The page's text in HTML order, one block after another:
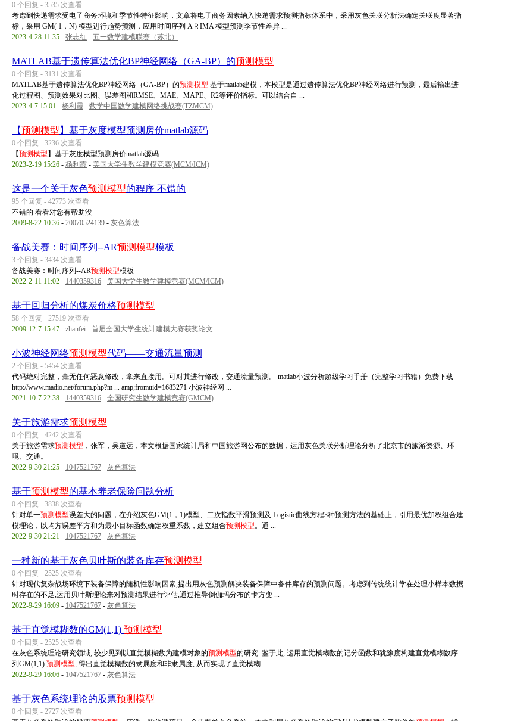
0 个回复 - 3535 次查看
考虑到快递需求受电子商务环境和季节性特征影响，文章将电子商务因素纳入快递需求预测指标体系中，采用灰色关联分析法确定关联度显著指
标，采用 GM( 1，N) 模型进行趋势预测，应用时间序列 AＲIMA 模型预测季节性差异 ...
2023-4-28 11:35 - 张志红 - 五一数学建模联赛（苏北）
MATLAB基于遗传算法优化BP神经网络（GA-BP）的预测模型
0 个回复 - 3131 次查看
MATLAB基于遗传算法优化BP神经网络（GA-BP）的预测模型 基于matlab建模，本模型是通过遗传算法优化BP神经网络进行预测，最后输出进
化过程图、预测效果对比图、误差图和RMSE、MAE、MAPE、R2等评价指标。可以结合自 ...
2023-4-7 15:01 - 杨利霞 - 数学中国数学建模网络挑战赛(TZMCM)
【预测模型 】基于灰度模型预测房价matlab源码
0 个回复 - 3236 次查看
【预测模型 】基于灰度模型预测房价matlab源码
2023-2-19 15:26 - 杨利霞 - 美国大学生数学建模竞赛(MCM/ICM)
这是一个关于灰色预测模型的程序 不错的
95 个回复 - 42773 次查看
不错的 看看对您有帮助没
2009-8-22 10:36 - 20070524139 - 灰色算法
备战美赛：时间序列--AR预测模型模板
3 个回复 - 3434 次查看
备战美赛：时间序列--AR预测模型模板
2022-2-11 11:02 - 1440359316 - 美国大学生数学建模竞赛(MCM/ICM)
基于回归分析的煤炭价格预测模型
58 个回复 - 27519 次查看
2009-12-7 15:47 - zhanfei - 首届全国大学生统计建模大赛获奖论文
小波神经网络预测模型代码——交通流量预测
2 个回复 - 5454 次查看
代码绝对完整，毫无任何恶意修改，拿来直接用。可对其进行修改，交通流量预测。 matlab小波分析超级学习手册（完整学习书籍）免费下载
http://www.madio.net/forum.php?m ... amp;fromuid=1683271 小波神经网 ...
2021-10-7 22:38 - 1440359316 - 全国研究生数学建模竞赛(GMCM)
关于旅游需求预测模型
0 个回复 - 4242 次查看
关于旅游需求预测模型 ，张军，吴道远，本文根据国家统计局和中国旅游网公布的数据，运用灰色关联分析理论分析了北京市的旅游资源、环
境、交通。
2022-9-30 21:25 - 1047521767 - 灰色算法
基于预测模型的基本养老保险问题分析
0 个回复 - 3838 次查看
针对单一预测模型误差大的问题，在介绍灰色GM(1，1)模型、二次指数平滑预测及 Logistic曲线方程3种预测方法的基础上，引用最优加权组合建
模理论，以均方误差平方和为最小目标函数确定权重系数，建立组合预测模型。通 ...
2022-9-30 21:21 - 1047521767 - 灰色算法
一种新的基于灰色贝叶斯的装备库存预测模型
0 个回复 - 2525 次查看
针对现代复杂战场环境下装备保障的随机性影响因素,提出用灰色预测解决装备保障中备件库存的预测问题。考虑到传统统计学在处理小样本数据
时存在的不足,运用贝叶斯理论来对预测结果进行评估,通过推导倒伽玛分布的卡方变 ...
2022-9-29 16:09 - 1047521767 - 灰色算法
基于直觉模糊数的GM(1,1) 预测模型
0 个回复 - 2525 次查看
在灰色系统理论研究领域, 较少见到以直觉模糊数为建模对象的预测模型的研究. 鉴于此, 运用直觉模糊数的记分函数和犹豫度构建直觉模糊数序
列GM(1,1) 预测模型, 得出直觉模糊数的隶属度和非隶属度, 从而实现了直觉模糊 ...
2022-9-29 16:06 - 1047521767 - 灰色算法
基于灰色系统理论的股票预测模型
0 个回复 - 2727 次查看